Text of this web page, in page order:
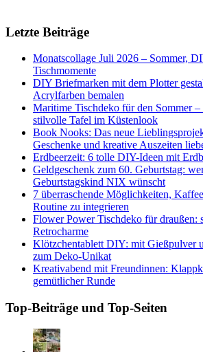
Letzte Beiträge
Monatscollage Juli 2026 – Sommer,
Tischmomente
DIY Briefmarken mit dem Plotter
Acrylfarben bemalen
Maritime Tischdeko für den Sommer –
stilvolle Tafel im Küstenlook
Book Nooks: Das neue
Geschenke und kreative Auszeiten
Erdbeerzeit: 6 tolle DIY-Ideen mit
Geldgeschenk zum 60. Geburtstag:
Geburtstagskind NIX wünscht
7 überraschende Möglichkeiten,
Routine zu integrieren
Flower Power Tischdeko für draußen:
Retrocharme
Klötzchentablett DIY: mit Gießpulver
zum Deko-Unikat
Kreativabend mit Freundinnen:
gemütlicher Runde
Top-Beiträge und Top-Seiten